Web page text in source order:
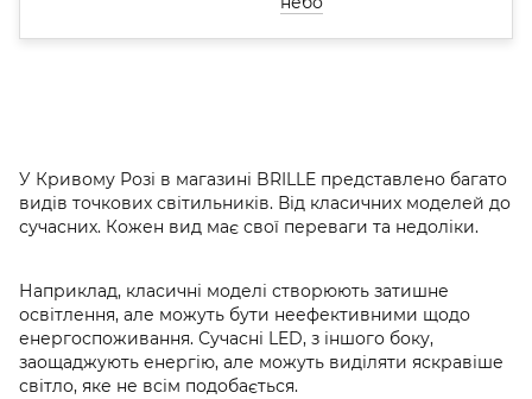
У Кривому Розі в магазині BRILLE представлено багато
видів точкових світильників. Від класичних моделей до
сучасних. Кожен вид має свої переваги та недоліки.
Наприклад, класичні моделі створюють затишне
освітлення, але можуть бути неефективними щодо
енергоспоживання. Сучасні LED, з іншого боку,
заощаджують енергію, але можуть виділяти яскравіше
світло, яке не всім подобається.